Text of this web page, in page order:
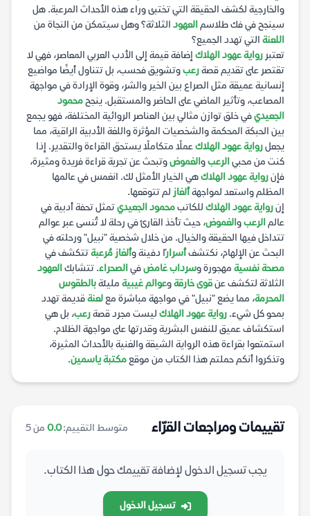
والخارجية لكشف الحقيقة التي تختبئ وراء هذه الأحداث المرعبة. هل
سينجح في فك طلاسمالعهود الثلاثة؟ وهل سيتمكن من النجاة من
اللعنة التي تهدد الجميع؟
تعتبر رواية عهود الهلاك إضافة قيمة إلى الأدب العربي المعاصر، فهي لا
تقتصر على تقديم قصةرعبوتشويق فحسب، بل تتناول أيضًا مواضيع
إنسانية عميقة مثل الصراع بين الخير والشر، وقوة الإرادة في مواجهة
المصاعب، وتأثير الماضي على الحاضر والمستقبل. ينجحمحمود
الجعيديفي خلق توازن مثالي بين العناصر الروائية المختلفة، فهو يجمع
بين الحبكة المحكمة والشخصيات المؤثرة واللغة الأدبية الراقية، مما
يجعلرواية عهود الهلاكعملًا متكاملًا يستحق القراءة والتقدير. إذا
كنت من محبيالرعبوالغموضوتبحث عن تجربة قراءة فريدة ومثيرة،
فإنرواية عهود الهلاكهي الخيار الأمثل لك. انغمس في عالمها
المظلم واستعد لمواجهةألغاز لم تتوقعها.
إنرواية عهود الهلاك للكاتبمحمود الجعيديتمثل تحفة أدبية في
عالمالرعبوالغموض، حيث تأخذ القارئ في رحلة لا تُنسى عبر عوالم
تتداخل فيها الحقيقة والخيال. من خلال شخصية "نبيل" ورحلته في
البحث عن الإلهام، نكتشفأسرارًا دفينة وألغاز مُرعبةتتكشف في
مصحة نفسية مهجورة وسرداب غامضفيالصحراء. تتشابكالعهود
الثلاثة لتكشف عنقوى خارقةوعوالم غيبية مليئةبالطقوس
المحرمة، مما يضع "نبيل" في مواجهة مباشرة معلعنةقديمة تهدد
بمحو كل شيء. رواية عهود الهلاك ليست مجرد قصةرعب، بل هي
استكشاف عميق للنفس البشرية وقدرتها على مواجهة الظلام.
استمتعوا بقراءة هذه الرواية الشيقة والغنية بالأحداث المثيرة،
وتذكروا أنكم حملتم هذا الكتاب من موقعمكتبة ياسمين.
تقييمات ومراجعات القرّاء متوسط التقييم:0.0 من 5
يجب تسجيل الدخول لإضافة تقييمك حول هذا الكتاب.
تسجيل الدخول